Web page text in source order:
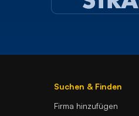
Suchen & Finden
Firma hinzufügen